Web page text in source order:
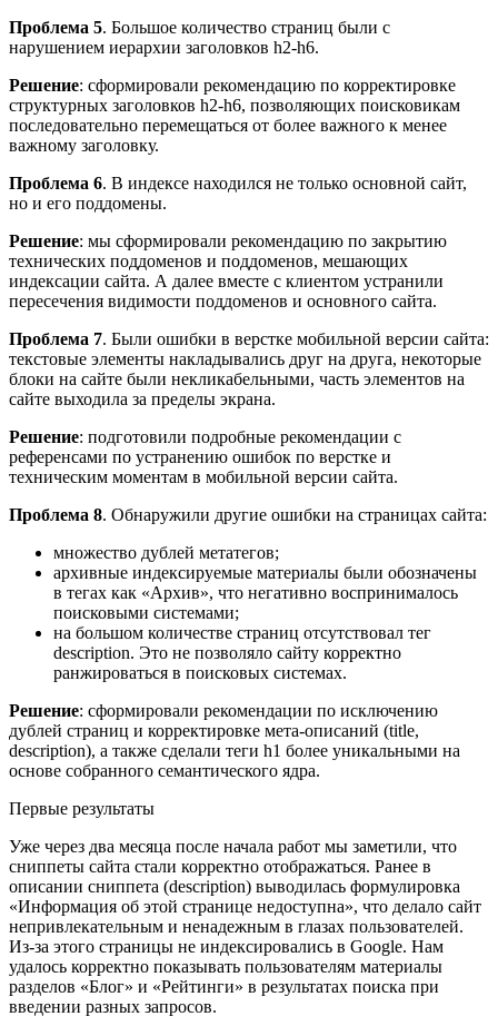
Проблема 5. Большое количество страниц были с
нарушением иерархии заголовков h2-h6.
Решение: сформировали рекомендацию по корректировке
структурных заголовков h2-h6, позволяющих поисковикам
последовательно перемещаться от более важного к менее
важному заголовку.
Проблема 6. В индексе находился не только основной сайт,
но и его поддомены.
Решение: мы сформировали рекомендацию по закрытию
технических поддоменов и поддоменов, мешающих
индексации сайта. А далее вместе с клиентом устранили
пересечения видимости поддоменов и основного сайта.
Проблема 7. Были ошибки в верстке мобильной версии сайта:
текстовые элементы накладывались друг на друга, некоторые
блоки на сайте были некликабельными, часть элементов на
сайте выходила за пределы экрана.
Решение: подготовили подробные рекомендации с
референсами по устранению ошибок по верстке и
техническим моментам в мобильной версии сайта.
Проблема 8. Обнаружили другие ошибки на страницах сайта:
множество дублей метатегов;
архивные индексируемые материалы были обозначены
в тегах как «Архив», что негативно воспринималось
поисковыми системами;
на большом количестве страниц отсутствовал тег
description. Это не позволяло сайту корректно
ранжироваться в поисковых системах.
Решение: сформировали рекомендации по исключению
дублей страниц и корректировке мета-описаний (title,
description), а также сделали теги h1 более уникальными на
основе собранного семантического ядра.
Первые результаты
Уже через два месяца после начала работ мы заметили, что
сниппеты сайта стали корректно отображаться. Ранее в
описании сниппета (description) выводилась формулировка
«Информация об этой странице недоступна», что делало сайт
непривлекательным и ненадежным в глазах пользователей.
Из-за этого страницы не индексировались в Google. Нам
удалось корректно показывать пользователям материалы
разделов «Блог» и «Рейтинги» в результатах поиска при
введении разных запросов.